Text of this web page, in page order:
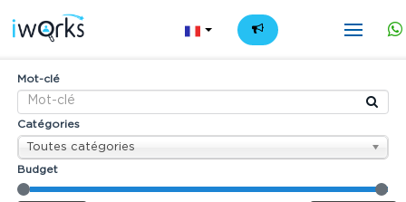
FR
Mot-clé
Catégories
Toutes catégories
Budget